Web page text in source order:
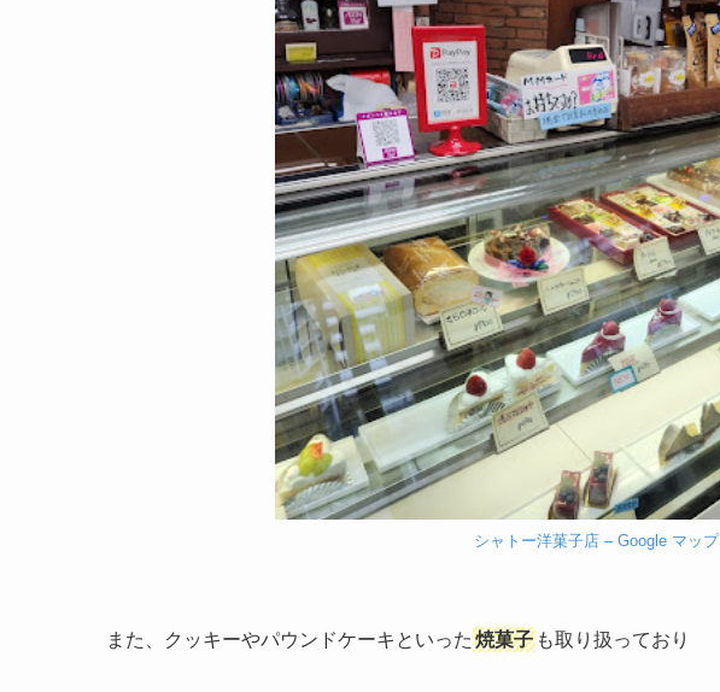
シャトー洋菓子店 – Google マップ
また、クッキーやパウンドケーキといった 焼菓子 も取り扱っており